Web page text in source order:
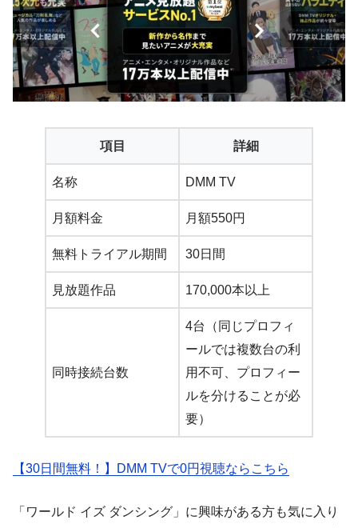
項目 詳細
名称 DMM TV
月額料金 月額550円
無料トライアル期間 30日間
見放題作品 170,000本以上
同時接続台数
4台（同じプロフィ
ールでは複数台の利
用不可、プロフィー
ルを分けることが必
要）
【30日間無料！】DMM TVで0円視聴ならこちら
「ワールド イズ ダンシング」に興味がある方も気に入り